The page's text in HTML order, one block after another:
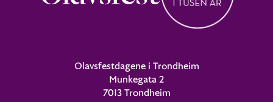
Olavsfestdagene i Trondheim
Munkegata 2
7013 Trondheim